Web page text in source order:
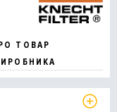
ТОВАР